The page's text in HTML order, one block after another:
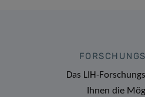
Das LIH-
Ihnen die